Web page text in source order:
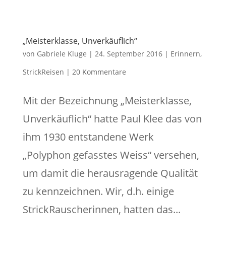
„Meisterklasse, Unverkäuflich“
von Gabriele Kluge | 24. September 2016| Erinnern,
StrickReisen | 20 Kommentare
Mit der Bezeichnung „Meisterklasse,
Unverkäuflich“ hatte Paul Klee das von
ihm 1930 entstandene Werk
„Polyphon gefasstes Weiss“ versehen,
um damit die herausragende Qualität
zu kennzeichnen. Wir, d.h. einige
StrickRauscherinnen, hatten das...